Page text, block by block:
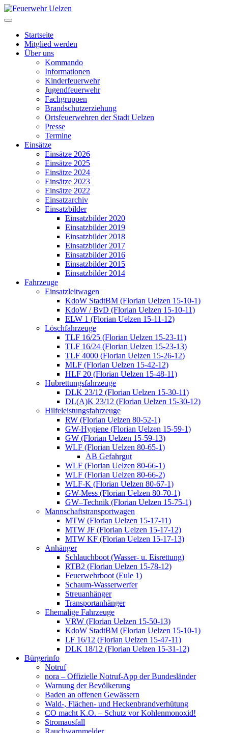
Startseite
Mitglied werden
Über uns
Kommando
Informationen
Kinderfeuerwehr
Jugendfeuerwehr
Fachgruppen
Brandschutzerziehung
Ortsfeuerwehren der Stadt Uelzen
Presse
Termine
Einsätze
Einsätze 2026
Einsätze 2025
Einsätze 2024
Einsätze 2023
Einsätze 2022
Einsatzarchiv
Einsatzbilder
Einsatzbilder 2020
Einsatzbilder 2019
Einsatzbilder 2018
Einsatzbilder 2017
Einsatzbilder 2016
Einsatzbilder 2015
Einsatzbilder 2014
Fahrzeuge
Einsatzleitwagen
KdoW StadtBM (Florian Uelzen 15-10-1)
KdoW / BvD (Florian Uelzen 15-10-11)
ELW 1 (Florian Uelzen 15-11-12)
Löschfahrzeuge
TLF 16/25 (Florian Uelzen 15-23-11)
TLF 16/24 (Florian Uelzen 15-23-13)
TLF 4000 (Florian Uelzen 15-26-12)
MLF (Florian Uelzen 15-42-12)
HLF 20 (Florian Uelzen 15-48-11)
Hubrettungsfahrzeuge
DLK 23/12 (Florian Uelzen 15-30-11)
DL(A)K 23/12 (Florian Uelzen 15-30-12)
Hilfeleistungsfahrzeuge
RW (Florian Uelzen 80-52-1)
GW-Hygiene (Florian Uelzen 15-59-1)
GW (Florian Uelzen 15-59-13)
WLF (Florian Uelzen 80-65-1)
AB Gefahrgut
WLF (Florian Uelzen 80-66-1)
WLF (Florian Uelzen 80-66-2)
WLF-K (Florian Uelzen 80-67-1)
GW-Mess (Florian Uelzen 80-70-1)
GW–Technik (Florian Uelzen 15-75-1)
Mannschaftstransportwagen
MTW (Florian Uelzen 15-17-11)
MTW JF (Florian Uelzen 15-17-12)
MTW KF (Florian Uelzen 15-17-13)
Anhänger
Schlauchboot (Wasser- u. Eisrettung)
RTB2 (Florian Uelzen 15-78-12)
Feuerwehrboot (Eule 1)
Schaum-Wasserwerfer
Streuanhänger
Transportanhänger
Ehemalige Fahrzeuge
VRW (Florian Uelzen 15-50-13)
KdoW StadtBM (Florian Uelzen 15-10-1)
LF 16/12 (Florian Uelzen 15-47-11)
DLK 18/12 (Florian Uelzen 15-31-12)
Bürgerinfo
Notruf
nora – Offizielle Notruf-App der Bundesländer
Warnung der Bevölkerung
Baden an offenen Gewässern
Wald-, Flächen- und Heckenbrandverhütung
CO macht K.O. – Schutz vor Kohlenmonoxid!
Stromausfall
Rauchwarnmelder